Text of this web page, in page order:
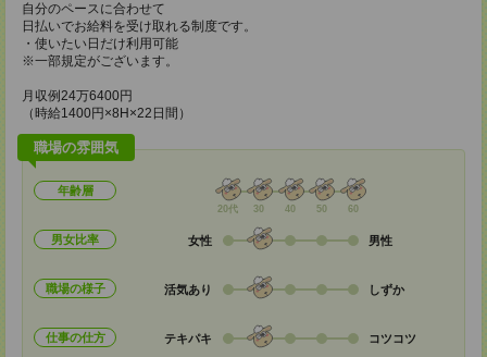
自分のペースに合わせて
日払いでお給料を受け取れる制度です。
・使いたい日だけ利用可能
※一部規定がございます。
月収例24万6400円
（時給1400円×8H×22日間）
職場の雰囲気
年齢層
20代 30 40 50 60
男女比率 女性 男性
職場の様子 活気あり しずか
仕事の仕方 テキパキ コツコツ